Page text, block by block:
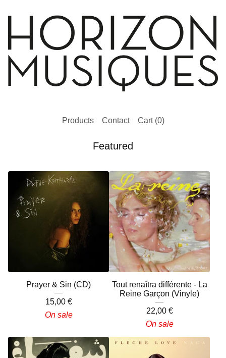
Products Contact Cart (0)
Featured
Prayer & Sin (CD)
15,00 €
On sale
Tout renaîtra différente - La
Reine Garçon (Vinyle)
22,00 €
On sale